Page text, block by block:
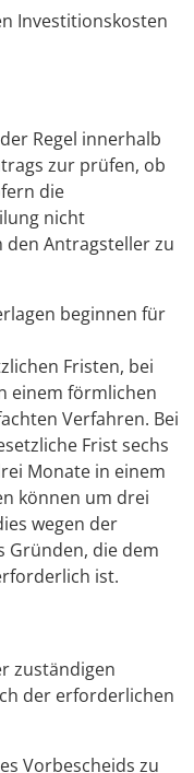
Investitionskosten
Regel innerhalb
zur prüfen, ob
die
nicht
den Antragsteller zu
beginnen für
Fristen, bei
einem förmlichen
Verfahren. Bei
Frist sechs
Monate in einem
können um drei
wegen der
Gründen, die dem
ist.
zuständigen
der erforderlichen
Vorbescheids zu